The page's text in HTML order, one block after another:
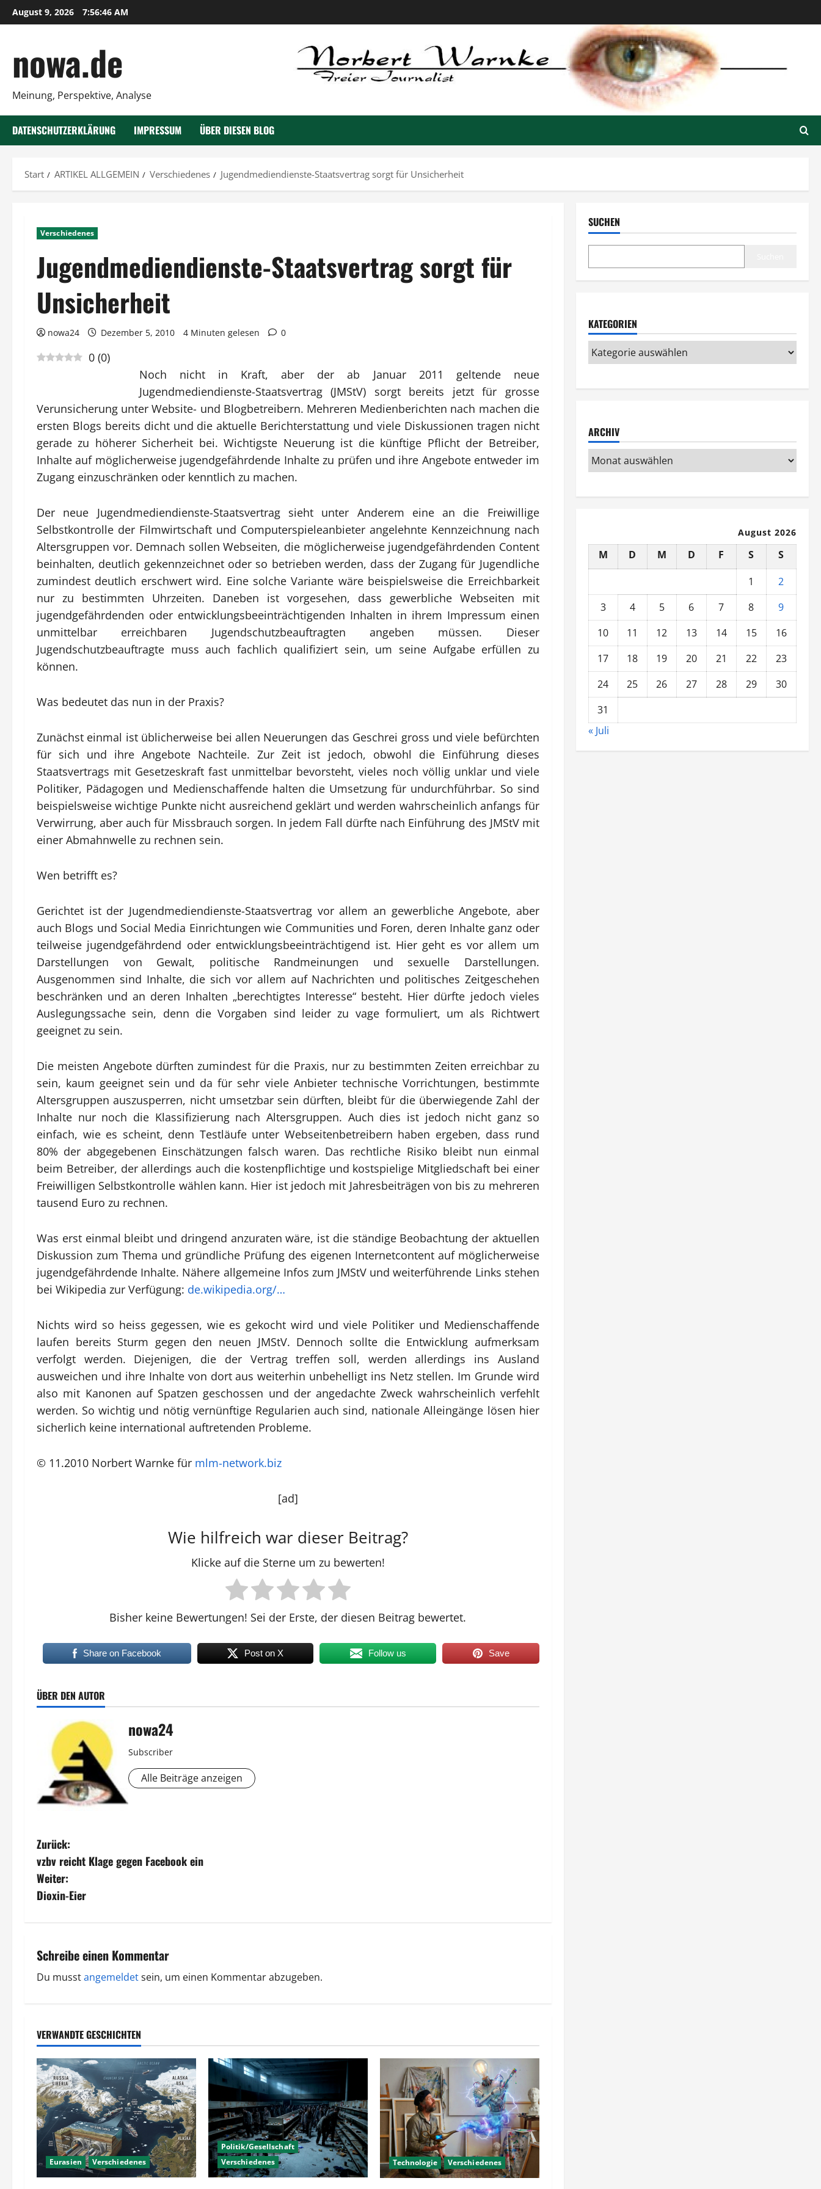
Zum
Inhalt
August 9, 2026 7:56:47 AM
nowa.de
Meinung, Perspektive, Analyse
DATENSCHUTZERKLÄRUNG IMPRESSUM ÜBER DIESEN BLOG
Start ARTIKEL ALLGEMEIN Verschiedenes Jugendmediendienste-Staatsvertrag sorgt für Unsicherheit
Verschiedenes
Jugendmediendienste-Staatsvertrag sorgt für
Unsicherheit
nowa24 Dezember 5, 2010 4 Minuten gelesen 0
0 (0)
Noch nicht in Kraft, aber der ab Januar 2011 geltende neue
Jugendmediendienste-Staatsvertrag (JMStV) sorgt bereits jetzt für grosse
Verunsicherung unter Website- und Blogbetreibern. Mehreren Medienberichten nach machen die
ersten Blogs bereits dicht und die aktuelle Berichterstattung und viele Diskussionen tragen nicht
gerade zu höherer Sicherheit bei. Wichtigste Neuerung ist die künftige Pflicht der Betreiber,
Inhalte auf möglicherweise jugendgefährdende Inhalte zu prüfen und ihre Angebote entweder im
Zugang einzuschränken oder kenntlich zu machen.
Der neue Jugendmediendienste-Staatsvertrag sieht unter Anderem eine an die Freiwillige
Selbstkontrolle der Filmwirtschaft und Computerspieleanbieter angelehnte Kennzeichnung nach
Altersgruppen vor. Demnach sollen Webseiten, die möglicherweise jugendgefährdenden Content
beinhalten, deutlich gekennzeichnet oder so betrieben werden, dass der Zugang für Jugendliche
zumindest deutlich erschwert wird. Eine solche Variante wäre beispielsweise die Erreichbarkeit
nur zu bestimmten Uhrzeiten. Daneben ist vorgesehen, dass gewerbliche Webseiten mit
jugendgefährdenden oder entwicklungsbeeinträchtigenden Inhalten in ihrem Impressum einen
unmittelbar erreichbaren Jugendschutzbeauftragten angeben müssen. Dieser
Jugendschutzbeauftragte muss auch fachlich qualifiziert sein, um seine Aufgabe erfüllen zu
können.
Was bedeutet das nun in der Praxis?
Zunächst einmal ist üblicherweise bei allen Neuerungen das Geschrei gross und viele befürchten
für sich und ihre Angebote Nachteile. Zur Zeit ist jedoch, obwohl die Einführung dieses
Staatsvertrags mit Gesetzeskraft fast unmittelbar bevorsteht, vieles noch völlig unklar und viele
Politiker, Pädagogen und Medienschaffende halten die Umsetzung für undurchführbar. So sind
beispielsweise wichtige Punkte nicht ausreichend geklärt und werden wahrscheinlich anfangs für
Verwirrung, aber auch für Missbrauch sorgen. In jedem Fall dürfte nach Einführung des JMStV mit
einer Abmahnwelle zu rechnen sein.
Wen betrifft es?
Gerichtet ist der Jugendmediendienste-Staatsvertrag vor allem an gewerbliche Angebote, aber
auch Blogs und Social Media Einrichtungen wie Communities und Foren, deren Inhalte ganz oder
teilweise jugendgefährdend oder entwicklungsbeeinträchtigend ist. Hier geht es vor allem um
Darstellungen von Gewalt, politische Randmeinungen und sexuelle Darstellungen.
Ausgenommen sind Inhalte, die sich vor allem auf Nachrichten und politisches Zeitgeschehen
beschränken und an deren Inhalten „berechtigtes Interesse“ besteht. Hier dürfte jedoch vieles
Auslegungssache sein, denn die Vorgaben sind leider zu vage formuliert, um als Richtwert
geeignet zu sein.
Die meisten Angebote dürften zumindest für die Praxis, nur zu bestimmten Zeiten erreichbar zu
sein, kaum geeignet sein und da für sehr viele Anbieter technische Vorrichtungen, bestimmte
Altersgruppen auszusperren, nicht umsetzbar sein dürften, bleibt für die überwiegende Zahl der
Inhalte nur noch die Klassifizierung nach Altersgruppen. Auch dies ist jedoch nicht ganz so
einfach, wie es scheint, denn Testläufe unter Webseitenbetreibern haben ergeben, dass rund
80% der abgegebenen Einschätzungen falsch waren. Das rechtliche Risiko bleibt nun einmal
beim Betreiber, der allerdings auch die kostenpflichtige und kostspielige Mitgliedschaft bei einer
Freiwilligen Selbstkontrolle wählen kann. Hier ist jedoch mit Jahresbeiträgen von bis zu mehreren
tausend Euro zu rechnen.
Was erst einmal bleibt und dringend anzuraten wäre, ist die ständige Beobachtung der aktuellen
Diskussion zum Thema und gründliche Prüfung des eigenen Internetcontent auf möglicherweise
jugendgefährdende Inhalte. Nähere allgemeine Infos zum JMStV und weiterführende Links stehen
bei Wikipedia zur Verfügung: de.wikipedia.org/…
Nichts wird so heiss gegessen, wie es gekocht wird und viele Politiker und Medienschaffende
laufen bereits Sturm gegen den neuen JMStV. Dennoch sollte die Entwicklung aufmerksam
verfolgt werden. Diejenigen, die der Vertrag treffen soll, werden allerdings ins Ausland
ausweichen und ihre Inhalte von dort aus weiterhin unbehelligt ins Netz stellen. Im Grunde wird
also mit Kanonen auf Spatzen geschossen und der angedachte Zweck wahrscheinlich verfehlt
werden. So wichtig und nötig vernünftige Regularien auch sind, nationale Alleingänge lösen hier
sicherlich keine international auftretenden Probleme.
© 11.2010 Norbert Warnke für mlm-network.biz
[ad]
Wie hilfreich war dieser Beitrag?
Klicke auf die Sterne um zu bewerten!
Bisher keine Bewertungen! Sei der Erste, der diesen Beitrag bewertet.
Share on Facebook Post on X Follow us Save
ÜBER DEN AUTOR
nowa24
Subscriber
Alle Beiträge anzeigen
B
e
i
r
a
s
n
a
v
i
g
a
Zurück:
vzbv reicht Klage gegen Facebook ein
Weiter:
Dioxin-Eier
Schreibe einen Kommentar
Du musstangemeldetsein, um einen Kommentar abzugeben.
VERWANDTE GESCHICHTEN
Eurasien Verschiedenes
Politik/Gesellschaft
Verschiedenes
Technologie Verschiedenes
SUCHEN
KATEGORIEN
ARCHIV
August 2026
M D M D F S
S
1
2
3
4 5 6 7 8
9
10
11 12 13 14 15
16
17
18 19 20 21 22
23
24
25 26 27 28 29
30
31
« Juli